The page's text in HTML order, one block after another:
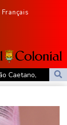
Français
Caetano,